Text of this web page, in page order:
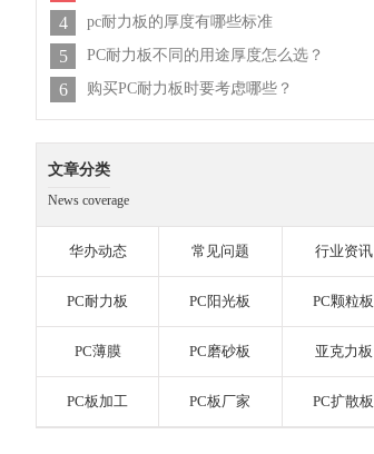
4 pc耐力板的厚度有哪些标准
5 PC耐力板不同的用途厚度怎么选？
6 购买PC耐力板时要考虑哪些？
文章分类
News coverage
华办动态 常见问题 行业资讯
PC耐力板 PC阳光板 PC颗粒板
PC薄膜 PC磨砂板 亚克力板
PC板加工 PC板厂家 PC扩散板